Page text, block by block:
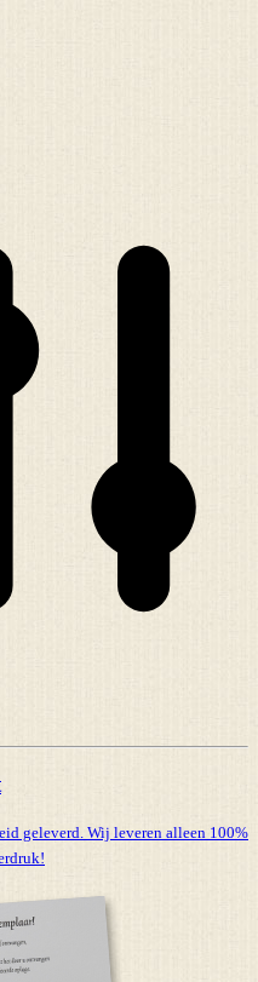
geleverd. Wij leveren alleen 100%